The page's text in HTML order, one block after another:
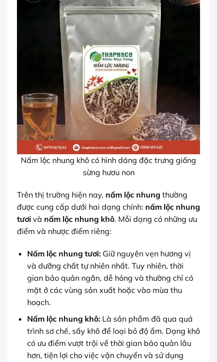
Nấm lộc nhung khô có hình dáng đặc trưng giống
sừng hươu non
Trên thị trường hiện nay, nấm lộc nhung thường
được cung cấp dưới hai dạng chính: nấm lộc nhung
tươi và nấm lộc nhung khô. Mỗi dạng có những ưu
điểm và nhược điểm riêng:
Nấm lộc nhung tươi:Giữ nguyên vẹn hương vị
và dưỡng chất tự nhiên nhất. Tuy nhiên, thời
gian bảo quản ngắn, dễ hỏng và thường chỉ có
mặt ở các vùng sản xuất hoặc vào mùa thu
hoạch.
Nấm lộc nhung khô:Là sản phẩm đã qua quá
trình sơ chế, sấy khô để loại bỏ độ ẩm. Dạng khô
có ưu điểm vượt trội về thời gian bảo quản lâu
hơn, tiện lợi cho việc vận chuyển và sử dụng